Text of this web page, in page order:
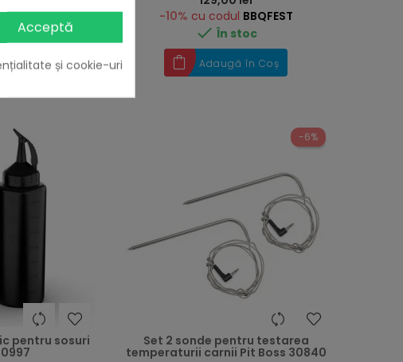
lei
BBQFEST
-10% cu codul BBQFEST
 În stoc
Adaugă în Coș
pentru sosuri
-6%
Set 2 sonde pentru testarea
temperaturii carnii Pit Boss 30840
Acceptă
și cookie-uri